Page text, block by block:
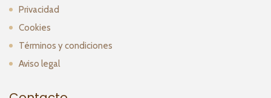
Privacidad
Cookies
Términos y condiciones
Aviso legal